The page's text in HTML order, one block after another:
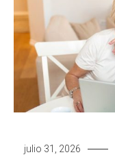
julio 31, 2026